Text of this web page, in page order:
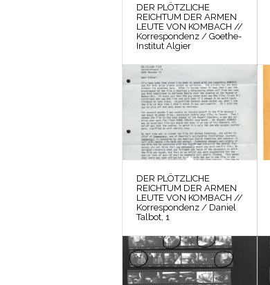
DER PLÖTZLICHE
REICHTUM DER ARMEN
LEUTE VON KOMBACH //
Korrespondenz / Goethe-
Institut Algier
DER PLÖTZLICHE
REICHTUM DER ARMEN
LEUTE VON KOMBACH //
Korrespondenz / Daniel
Talbot, 1